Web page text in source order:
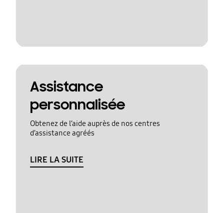
Assistance
personnalisée
Obtenez de l’aide auprès de nos centres
d’assistance agréés
LIRE LA SUITE